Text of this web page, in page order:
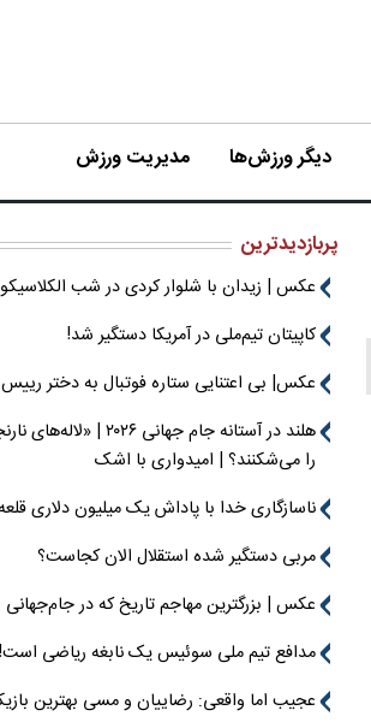
دیگر ورزش‌ها مدیریت ورزش
پربازدیدترین
عکس | زیدان با شلوار کردی در شب الکلاسیکو
کاپیتان تیم‌ملی در آمریکا دستگیر شد!
عکس| بی اعتنایی ستاره فوتبال به دختر
هلند در آستانه جام جهانی
را می‌شکنند؟ | امیدواری با اشک
ناسازگاری خدا با پاداش یک میلیون دلاری
مربی دستگیر شده استقلال الان کجاست؟
عکس | بزرگترین مهاجم تاریخ که در جام‌جهانی
مدافع تیم ملی سوئیس یک نابغه ریاضی است!
عجیب اما واقعی: رضاییان و مسی بهترین بازیکنان جام جهانی!